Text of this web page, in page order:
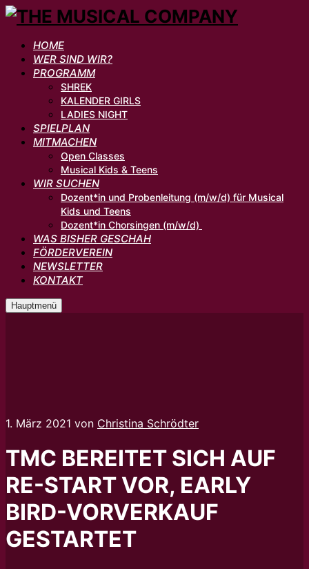
HOME
WER SIND WIR?
PROGRAMM
SHREK
KALENDER GIRLS
LADIES NIGHT
SPIELPLAN
MITMACHEN
Open Classes
Musical Kids & Teens
WIR SUCHEN
Dozent*in und Probenleitung (m/w/d) für Musical
Kids und Teens
Dozent*in Chorsingen (m/w/d)
WAS BISHER GESCHAH
FÖRDERVEREIN
NEWSLETTER
KONTAKT
Hauptmenü
1. März 2021 von Christina Schrödter
TMC BEREITET SICH AUF
RE-START VOR, EARLY
BIRD-VORVERKAUF
GESTARTET